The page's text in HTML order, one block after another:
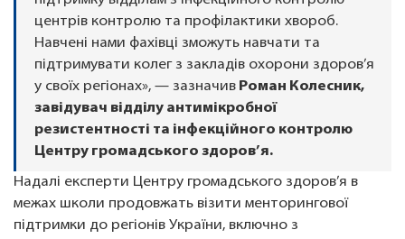
центрів контролю та профілактики хвороб.
Навчені нами фахівці зможуть навчати та
підтримувати колег з закладів охорони здоров’я
у своїх регіонах», — зазначив Роман Колесник,
завідувач відділу антимікробної
резистентності та інфекційного контролю
Центру громадського здоров’я.
Надалі експерти Центру громадського здоров’я в
межах школи продовжать візити менторингової
підтримки до регіонів України, включно з